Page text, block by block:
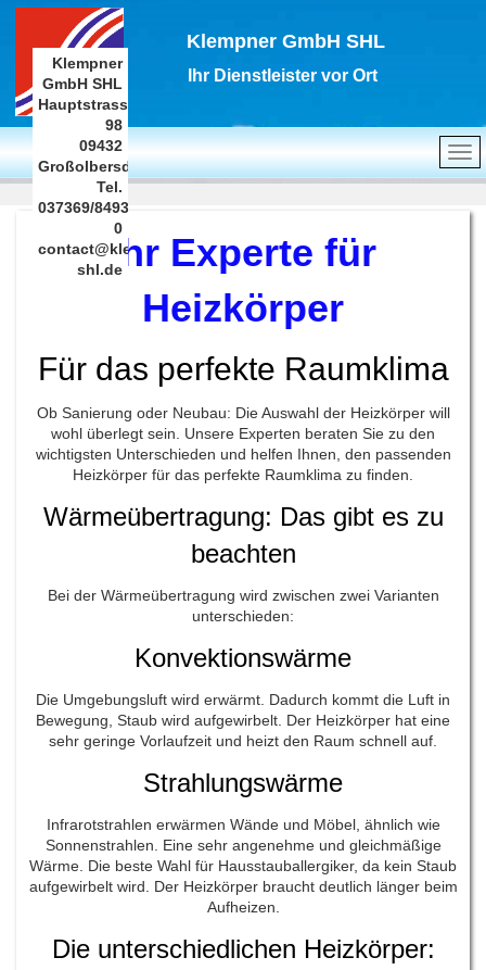
Klempner GmbH SHL
Ihr Dienstleister vor Ort
Klempner
GmbH SHL
Hauptstrasse
98
09432
Großolbersdorf
Tel.
037369/8493-
0
contact@klempner-
shl.deIhr Experte für
Heizkörper
Für das perfekte Raumklima
Ob Sanierung oder Neubau: Die Auswahl der Heizkörper will
wohl überlegt sein. Unsere Experten beraten Sie zu den
wichtigsten Unterschieden und helfen Ihnen, den passenden
Heizkörper für das perfekte Raumklima zu finden.
Wärmeübertragung: Das gibt es zu
beachten
Bei der Wärmeübertragung wird zwischen zwei Varianten
unterschieden:
Konvektionswärme
Die Umgebungsluft wird erwärmt. Dadurch kommt die Luft in
Bewegung, Staub wird aufgewirbelt. Der Heizkörper hat eine
sehr geringe Vorlaufzeit und heizt den Raum schnell auf.
Strahlungswärme
Infrarotstrahlen erwärmen Wände und Möbel, ähnlich wie
Sonnenstrahlen. Eine sehr angenehme und gleichmäßige
Wärme. Die beste Wahl für Hausstauballergiker, da kein Staub
aufgewirbelt wird. Der Heizkörper braucht deutlich länger beim
Aufheizen.
Die unterschiedlichen Heizkörper: